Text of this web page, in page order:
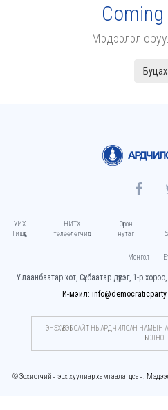
Мэдээлэл
Буцах
УИХ
Гишүүд
НИТХ
төлөөлөгчид
Орон
нутаг
Монгол
Улаанбаатар хот, Сүхбаатар дүүрэг, 1-р
И-мэйл:
ЭНЭХҮҮ ВЭБ САЙТ НЬ АРДЧИЛСАН
БОЛНО.
© Зохиогчийн эрх хуулиар хамгаалагдсан.